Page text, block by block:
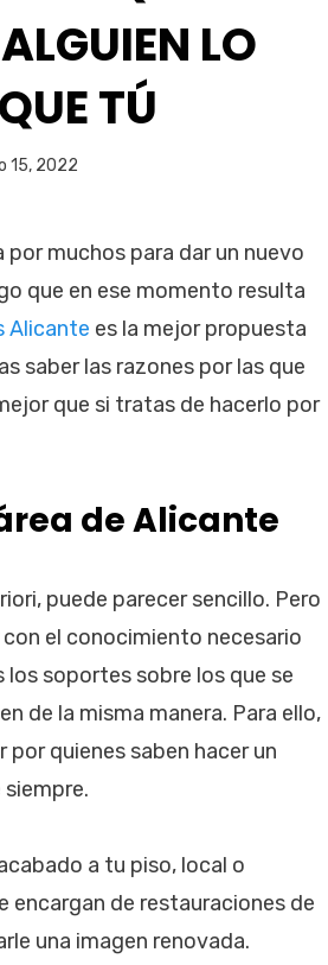
LO
TÚ
15, 2022
muchos para dar un nuevo
que en ese momento resulta
Alicante es la mejor propuesta
saber las razones por las que
que si tratas de hacerlo por
de Alicante
puede parecer sencillo. Pero
el conocimiento necesario
soportes sobre los que se
de la misma manera. Para ello,
quienes saben hacer un
a tu piso, local o
encargan de restauraciones de
una imagen renovada.